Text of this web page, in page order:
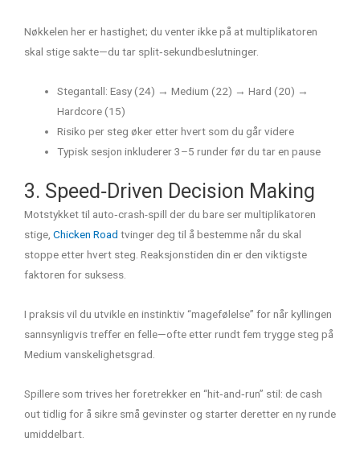
Nøkkelen her er hastighet; du venter ikke på at multiplikatoren
skal stige sakte—du tar split‑sekundbeslutninger.
Stegantall: Easy (24) → Medium (22) → Hard (20) →
Hardcore (15)
Risiko per steg øker etter hvert som du går videre
Typisk sesjon inkluderer 3–5 runder før du tar en pause
3. Speed‑Driven Decision Making
Motstykket til auto‑crash-spill der du bare ser multiplikatoren
stige, Chicken Road tvinger deg til å bestemme når du skal
stoppe etter hvert steg. Reaksjonstiden din er den viktigste
faktoren for suksess.
I praksis vil du utvikle en instinktiv “magefølelse” for når kyllingen
sannsynligvis treffer en felle—ofte etter rundt fem trygge steg på
Medium vanskelighetsgrad.
Spillere som trives her foretrekker en “hit‑and‑run” stil: de cash
out tidlig for å sikre små gevinster og starter deretter en ny runde
umiddelbart.